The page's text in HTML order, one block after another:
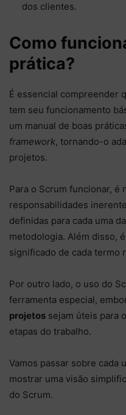
dos clientes.
Como
prática?
É essencial compreender
tem seu funcionamento
um manual de boas
framework, tornando-o
projetos.
Para o Scrum funcionar, é
responsabilidades
definidas para cada uma
metodologia. Além disso,
significado de cada termo
Por outro lado, o uso do
ferramenta especial,
projetos sejam úteis para
etapas do trabalho.
Vamos passar sobre cada
mostrar uma visão
do Scrum.